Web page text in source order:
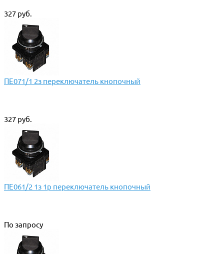
327 руб.
ПЕ071/1 2з переключатель кнопочный
327 руб.
ПЕ061/2 1з 1р переключатель кнопочный
По запросу